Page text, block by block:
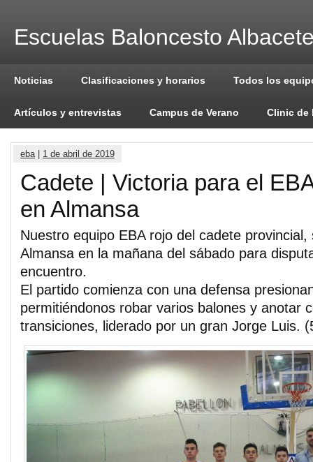
Escuelas Baloncesto
Noticias Clasificaciones y horarios Todos los
Artículos y entrevistas Campus de Verano Clinic de
eba| 1 de abril de 2019
Cadete | Victoria para el
en Almansa
Nuestro equipo EBA rojo del cadete provincial,
Almansa en la mañana del sábado para
encuentro.
El partido comienza con una defensa
permitiéndonos robar varios balones y anotar
transiciones, liderado por un gran Jorge Luis.